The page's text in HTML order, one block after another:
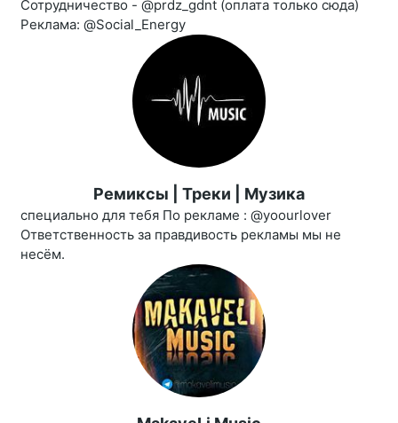
Сотрудничество - @prdz_gdnt (оплата только сюда)
Реклама: @Social_Energy
Ремиксы | Треки | Музика
специально для тебя По рекламе : @yoourlover
Ответственность за правдивость рекламы мы не
несём.